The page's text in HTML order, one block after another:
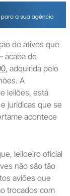
de ativos que
acaba de
, adquirida pelo
A
leilões, está
jurídicas que se
acontece
leiloeiro oficial
não são tão
aviões que
trocados com